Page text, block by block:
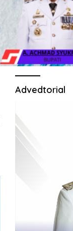
Advedtorial